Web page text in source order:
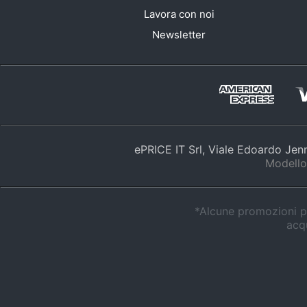
Lavora con noi
Newsletter
ePRICE IT Srl, Viale Edoardo
*Alcune promozioni